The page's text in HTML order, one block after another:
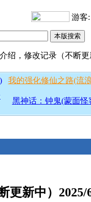
游客:
绍，修改记录（不断更
我的强化修仙之路(流
黑神话：钟鬼(蒙面怪
更新中）2025/